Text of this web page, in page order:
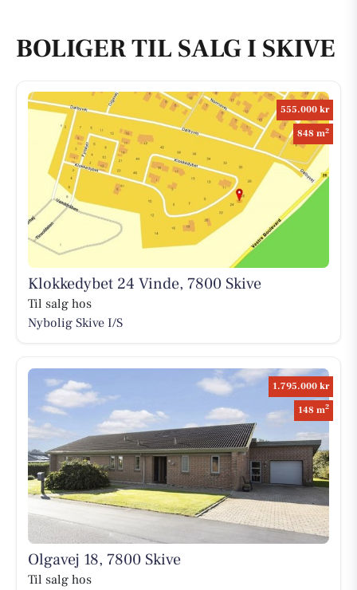
BOLIGER TIL SALG I SKIVE
555.000 kr
848 m2
Klokkedybet 24 Vinde, 7800 Skive
Til salg hos
Nybolig Skive I/S
1.795.000 kr
148 m2
Olgavej 18, 7800 Skive
Til salg hos